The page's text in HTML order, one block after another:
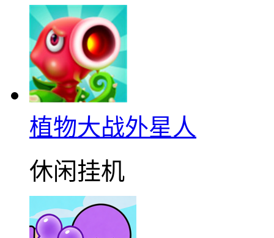
植物大战外星人
休闲挂机